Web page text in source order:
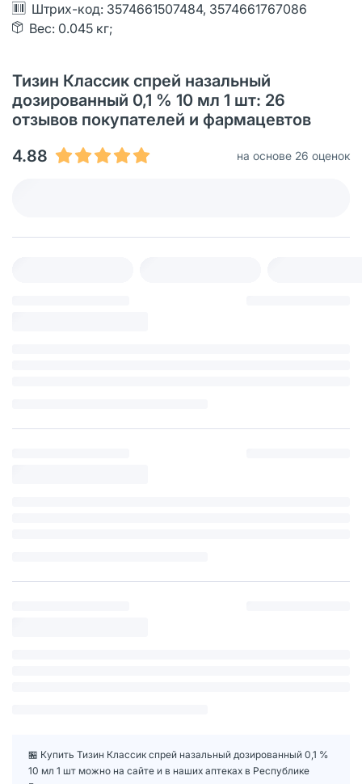
Штрих-код: 3574661507484, 3574661767086
Вес: 0.045 кг;
Тизин Классик спрей назальный
дозированный 0,1 % 10 мл 1 шт: 26
отзывов покупателей и фармацевтов
4.88
на основе 26 оценок
🏪 Купить Тизин Классик спрей назальный дозированный 0,1 %
10 мл 1 шт можно на сайте и в наших аптеках в Республике